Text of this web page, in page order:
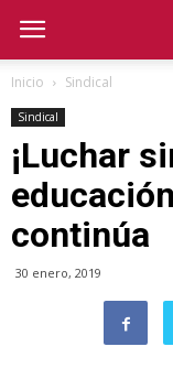
Inicio Sindical
Sindical
¡Luchar
continúa
30 enero, 2019